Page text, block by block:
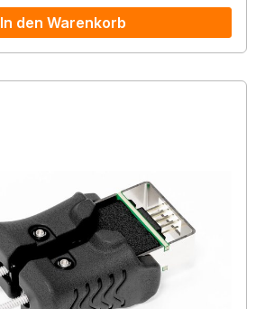
In den Warenkorb